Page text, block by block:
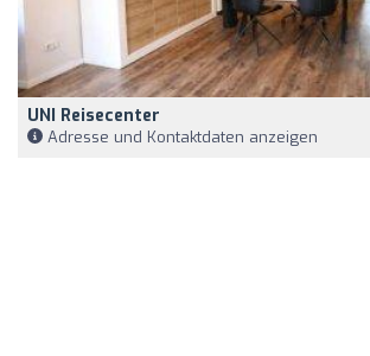
UNI Reisecenter
Adresse und Kontaktdaten anzeigen